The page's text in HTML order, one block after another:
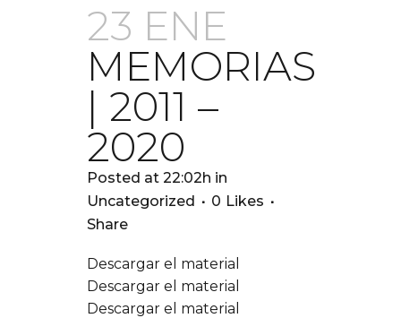
23 ENE
MEMORIAS
| 2011 –
2020
Posted at 22:02h in
Uncategorized
0 Likes
Share
Descargar el material
Descargar el material
Descargar el material